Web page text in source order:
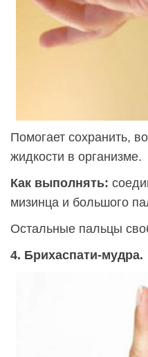
Помогает сохранить,
жидкости в организме.
Как выполнять:
мизинца и большого
Остальные пальцы
4. Брихаспати-мудра.